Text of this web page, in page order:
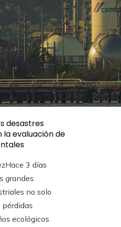
desastres
la evaluación de
Hace 3 días
grandes
no solo
ecológicos